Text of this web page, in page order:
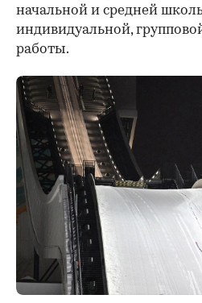
начальной и средней
индивидуальной,
работы.